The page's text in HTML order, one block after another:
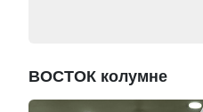
ВОСТОК колумне